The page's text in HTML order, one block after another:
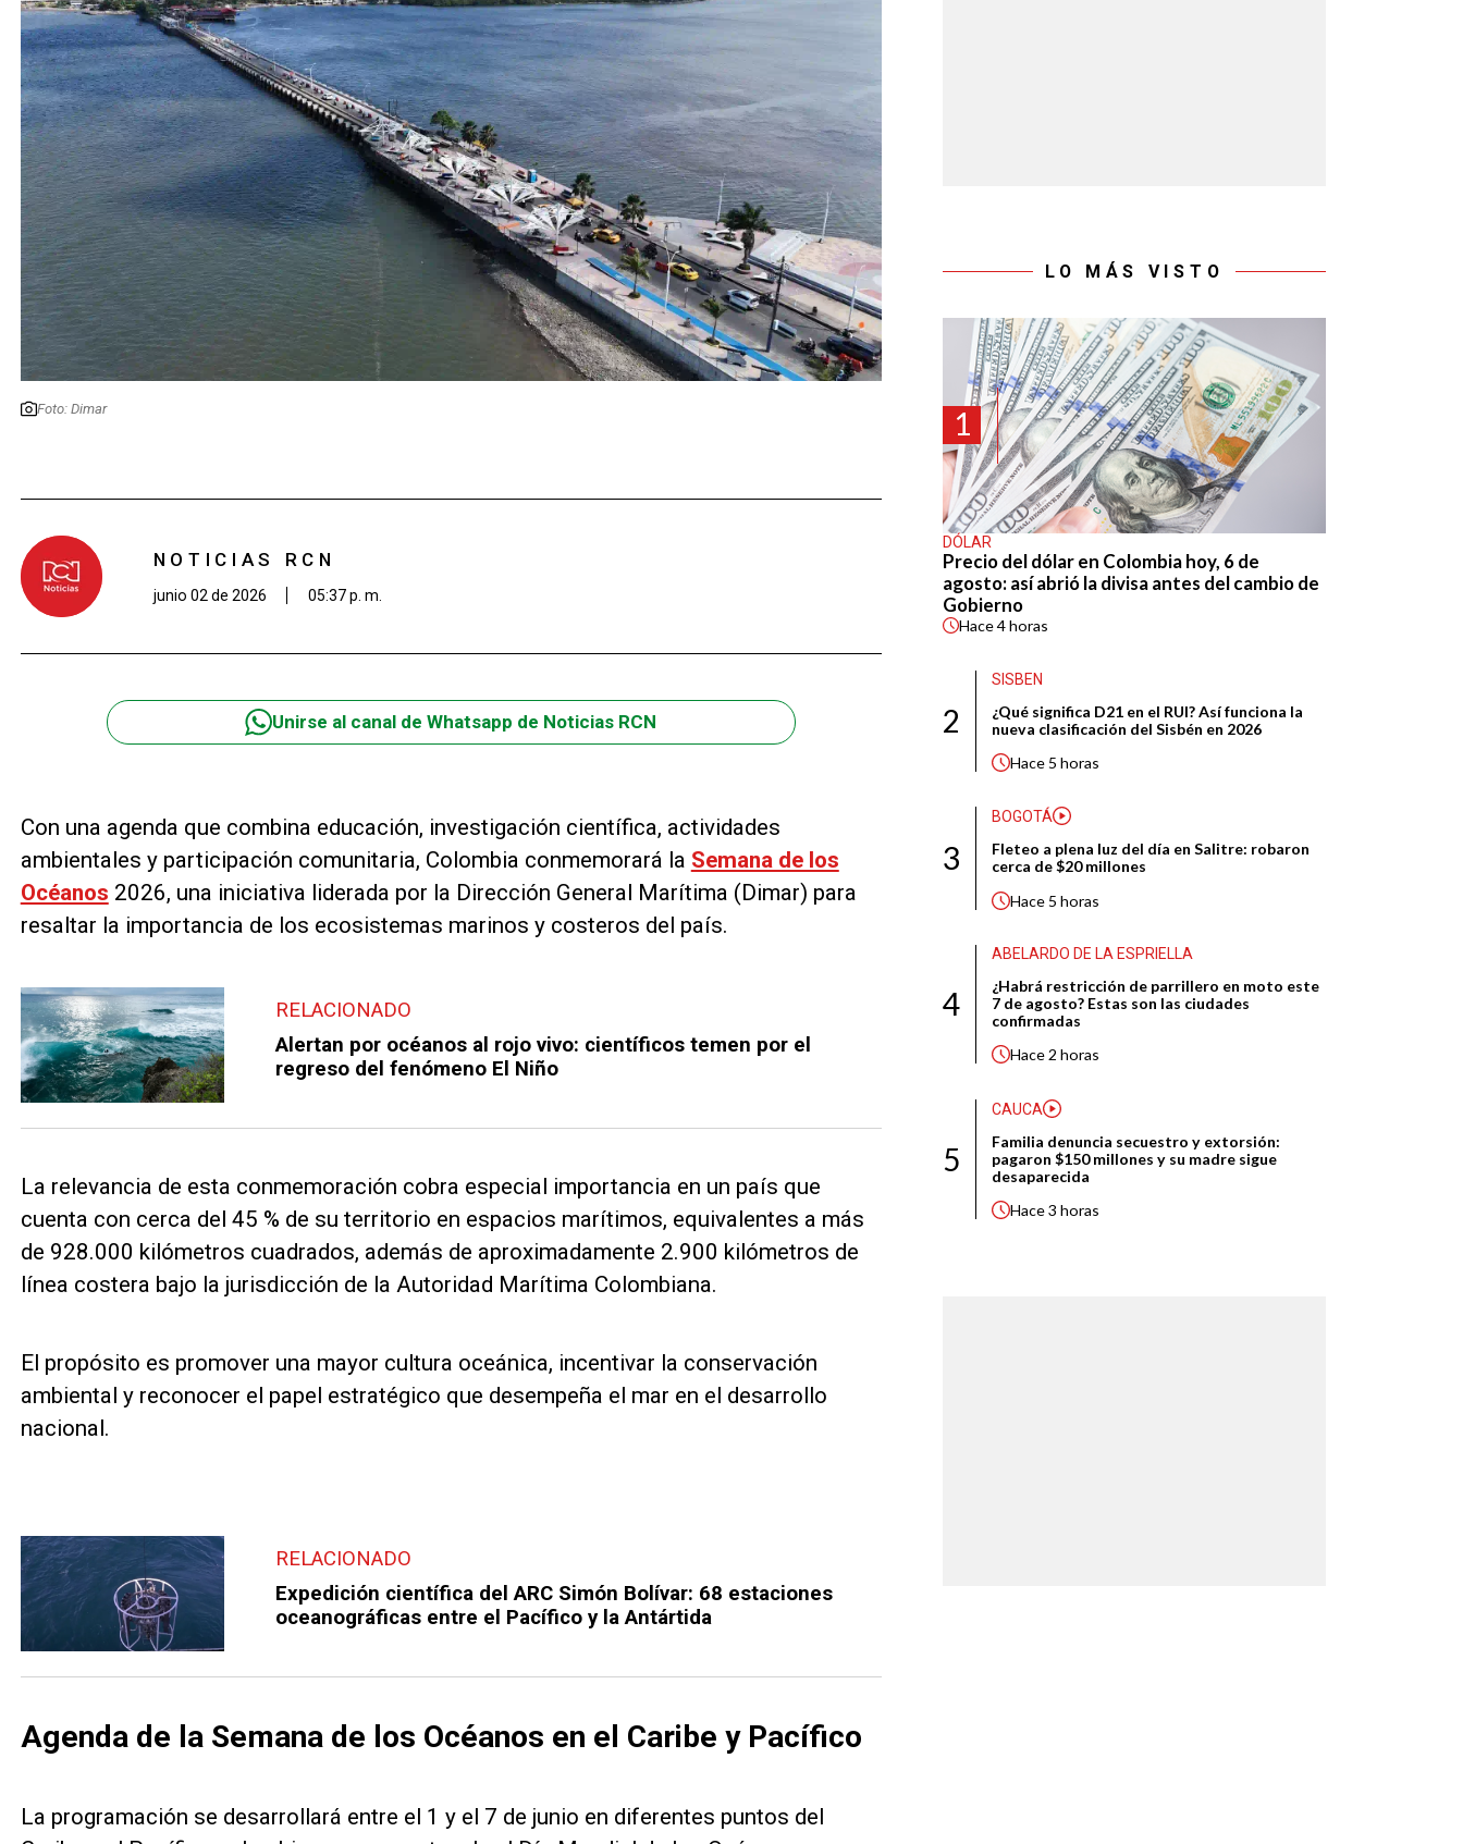
Foto: Dimar
NOTICIAS RCN
junio 02 de 2026 05:37 p. m.
Unirse al canal de Whatsapp de Noticias RCN
Con una agenda que combina educación, investigación científica, actividades
ambientales y participación comunitaria, Colombia conmemorará la Semana de los
Océanos 2026, una iniciativa liderada por la Dirección General Marítima (Dimar) para
resaltar la importancia de los ecosistemas marinos y costeros del país.
RELACIONADO
Alertan por océanos al rojo vivo: científicos temen por el
regreso del fenómeno El Niño
La relevancia de esta conmemoración cobra especial importancia en un país que
cuenta con cerca del 45 % de su territorio en espacios marítimos, equivalentes a más
de 928.000 kilómetros cuadrados, además de aproximadamente 2.900 kilómetros de
línea costera bajo la jurisdicción de la Autoridad Marítima Colombiana.
El propósito es promover una mayor cultura oceánica, incentivar la conservación
ambiental y reconocer el papel estratégico que desempeña el mar en el desarrollo
nacional.
RELACIONADO
Expedición científica del ARC Simón Bolívar: 68 estaciones
oceanográficas entre el Pacífico y la Antártida
Agenda de la Semana de los Océanos en el Caribe y Pacífico
La programación se desarrollará entre el 1 y el 7 de junio en diferentes puntos del
LO MÁS VISTO
1
DÓLAR
Precio del dólar en Colombia hoy, 6 de
agosto: así abrió la divisa antes del cambio de
Gobierno
Hace4 horas
2
SISBEN
¿Qué significa D21 en el RUI? Así funciona la
nueva clasificación del Sisbén en 2026
Hace 5 horas
3
BOGOTÁ
Fleteo a plena luz del día en Salitre: robaron
cerca de $20 millones
Hace 5 horas
4
ABELARDO DE LA ESPRIELLA
¿Habrá restricción de parrillero en moto este
7 de agosto? Estas son las ciudades
confirmadas
Hace2 horas
5
CAUCA
Familia denuncia secuestro y extorsión:
pagaron $150 millones y su madre sigue
desaparecida
Hace3 horas